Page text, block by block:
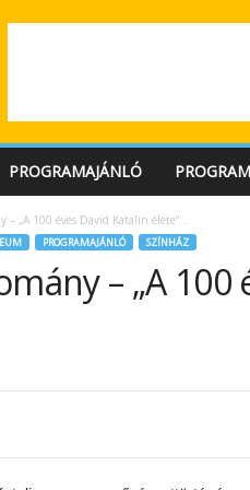
PROGRAMAJÁNLÓ
– „A 100 éves Dávid Katalin élete”…
PROGRAMAJÁNLÓ SZÍNHÁZ
– „A 100